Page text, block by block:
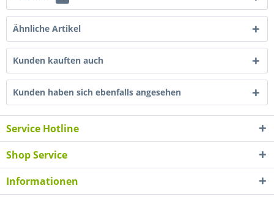
Ähnliche Artikel
Kunden kauften auch
Kunden haben sich ebenfalls angesehen
Service Hotline
Shop Service
Informationen